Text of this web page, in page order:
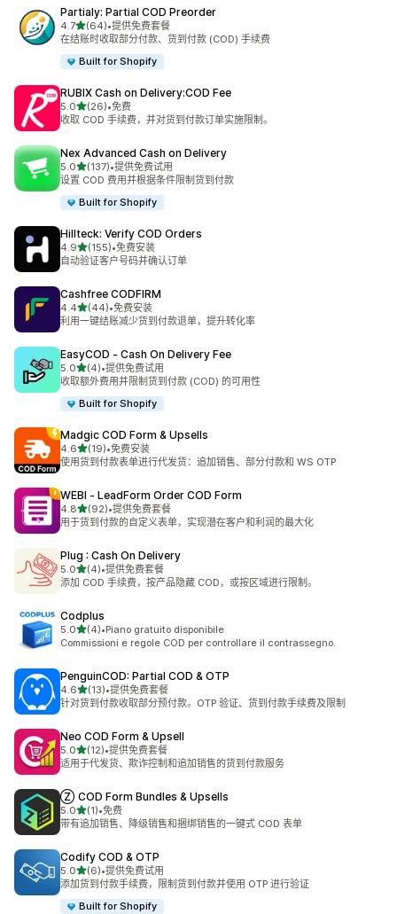
Partialy: Partial COD Preorder
4.7星（满分 5 星）
(64)
总共 64 条评论
•提供免费套餐
在结账时收取部分付款、货到付款 (COD) 手续费
Built for Shopify
RUBIX Cash on Delivery:COD Fee
5.0星（满分 5 星）
(26)
总共 26 条评论
•免费
收取 COD 手续费，并对货到付款订单实施限制。
Nex Advanced Cash on Delivery
5.0星（满分 5 星）
(137)
总共 137 条评论
•提供免费试用
设置 COD 费用并根据条件限制货到付款
Built for Shopify
Hillteck: Verify COD Orders
4.9星（满分 5 星）
(155)
总共 155 条评论
•免费安装
自动验证客户号码并确认订单
Cashfree CODFIRM
4.4星（满分 5 星）
(44)
总共 44 条评论
•免费安装
利用一键结账减少货到付款退单，提升转化率
EasyCOD ‑ Cash On Delivery Fee
5.0星（满分 5 星）
(4)
总共 4 条评论
•提供免费试用
收取额外费用并限制货到付款 (COD) 的可用性
Built for Shopify
Madgic COD Form & Upsells
4.6星（满分 5 星）
(19)
总共 19 条评论
•免费安装
使用货到付款表单进行代发货：追加销售、部分付款和 WS OTP
WEBI ‑ LeadForm Order COD Form
4.8星（满分 5 星）
(92)
总共 92 条评论
•提供免费套餐
用于货到付款的自定义表单，实现潜在客户和利润的最大化
Plug : Cash On Delivery
5.0星（满分 5 星）
(4)
总共 4 条评论
•提供免费套餐
添加 COD 手续费，按产品隐藏 COD，或按区域进行限制。
Codplus
5.0星（满分 5 星）
(4)
总共 4 条评论
•Piano gratuito disponibile
Commissioni e regole COD per controllare il contrassegno.
PenguinCOD: Partial COD & OTP
4.6星（满分 5 星）
(13)
总共 13 条评论
•提供免费套餐
针对货到付款收取部分预付款。OTP 验证、货到付款手续费及限制
Neo COD Form & Upsell
5.0星（满分 5 星）
(12)
总共 12 条评论
•提供免费套餐
适用于代发货、欺诈控制和追加销售的货到付款服务
Ⓩ COD Form Bundles & Upsells
5.0星（满分 5 星）
(1)
总共 1 条评论
•免费
带有追加销售、降级销售和捆绑销售的一键式 COD 表单
Codify COD & OTP
5.0星（满分 5 星）
(6)
总共 6 条评论
•提供免费试用
添加货到付款手续费，限制货到付款并使用 OTP 进行验证
Built for Shopify